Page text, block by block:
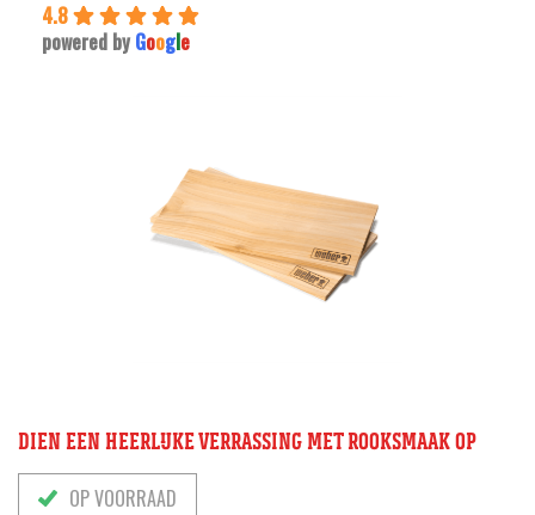
4.8
powered by Google
DIEN EEN HEERLIJKE VERRASSING MET ROOKSMAAK OP
OP VOORRAAD